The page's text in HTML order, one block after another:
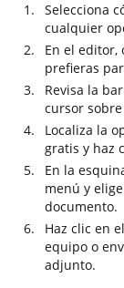
Selecciona
cualquier
En el editor,
prefieras
Revisa la
cursor
Localiza la
gratis y haz
En la
menú y
documento.
Haz clic en
equipo o
adjunto.